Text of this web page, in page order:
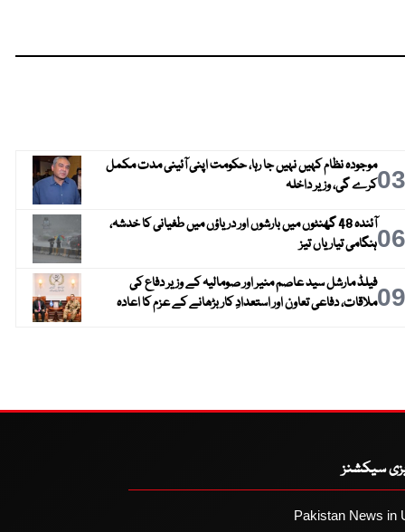
03موجودہ نظام کہیں نہیں جا رہا، حکومت اپنی آئینی مدت مکمل
کرے گی، وزیر داخلہ
06
آئندہ 48 گھنٹوں میں بارشوں اور دریاؤں میں طغیانی کا خدشہ،
ہنگامی تیاریاں تیز
09فیلڈ مارشل سید عاصم منیر اور صومالیہ کے وزیر دفاع کی
ملاقات، دفاعی تعاون اور استعدادِ کار بڑھانے کے عزم کا اعادہ
سیکشنز
Pakistan News in